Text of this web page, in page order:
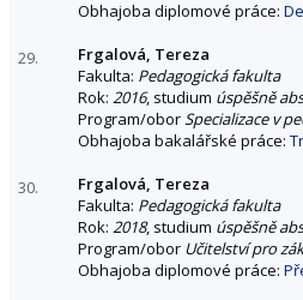
Obhajoba diplomové práce:
29.
Frgalová, Tereza
Fakulta: Pedagogická fakulta
Rok: 2016, studium úspěšně
Program/oborSpecializace v
Obhajoba bakalářské práce:
30.
Frgalová, Tereza
Fakulta: Pedagogická fakulta
Rok: 2018, studium úspěšně
Program/obor Učitelství pro
Obhajoba diplomové práce: